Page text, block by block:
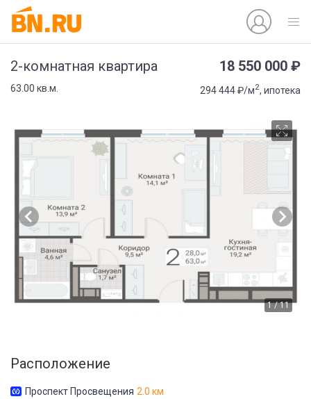
2-комнатная квартира 18 550 000 ₽
63.00 кв.м. 294 444 ₽/м2, ипотека
1 / 11
Расположение
Проспект Просвещения 2.0 км